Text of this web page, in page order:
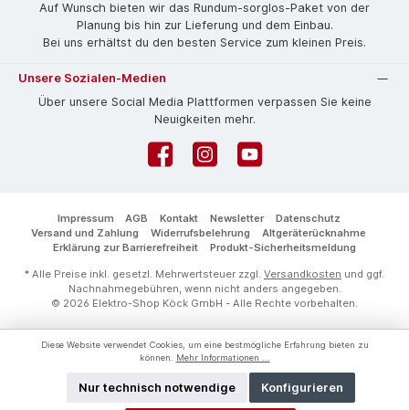
Auf Wunsch bieten wir das Rund­um-sorg­los-Pa­ket von der
Planung bis hin zur Lieferung und dem Einbau.
Bei uns erhältst du den besten Service zum kleinen Preis.
Unsere Sozialen-Medien
Über unsere Social Media Plattformen verpassen Sie keine
Neuigkeiten mehr.
FacebookInstagramYouTube
Impressum AGB Kontakt Newsletter
Datenschutz
Versand und Zahlung
Widerrufsbelehrung
Altgeräterücknahme
Erklärung zur Barrierefreiheit
Produkt-Sicherheitsmeldung
* Alle Preise inkl. gesetzl. Mehrwertsteuer zzgl. Versandkosten und ggf.
Nachnahmegebühren, wenn nicht anders angegeben.
© 2026 Elektro-Shop Köck GmbH - Alle Rechte vorbehalten.
Diese Website verwendet Cookies, um eine bestmögliche Erfahrung bieten zu
können.
Mehr Informationen ...
Nur technisch notwendige Konfigurieren